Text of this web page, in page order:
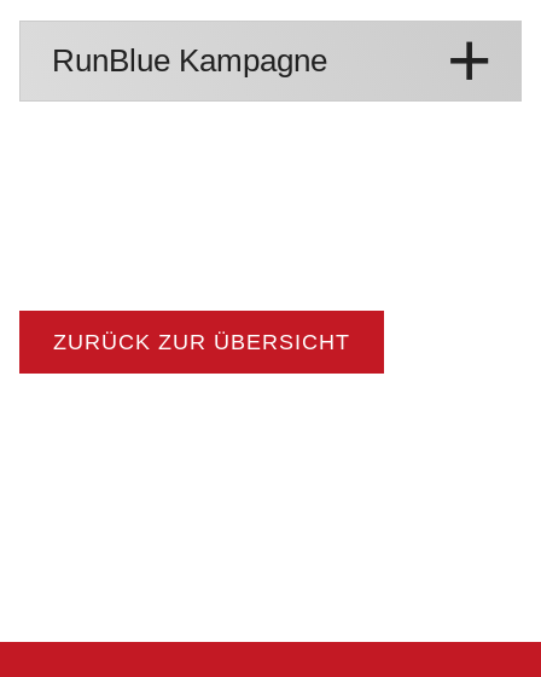
RunBlue Kampagne
ZURÜCK ZUR ÜBERSICHT